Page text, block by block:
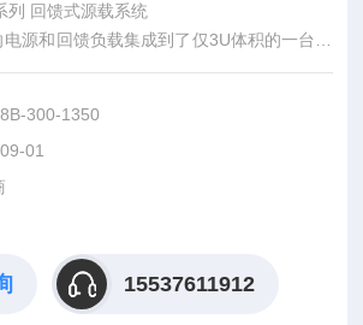
艾德克斯 IT6108B系列 回馈式源载系统
源和回馈负载集成到了仅3U体积的一台仪
以让它在双向电源和回馈负载中间自由切
独立的回馈负载使用，不但可以吸收功率还
返回至电网，具有标准的双象限功能。
300-1350
01
15537611912